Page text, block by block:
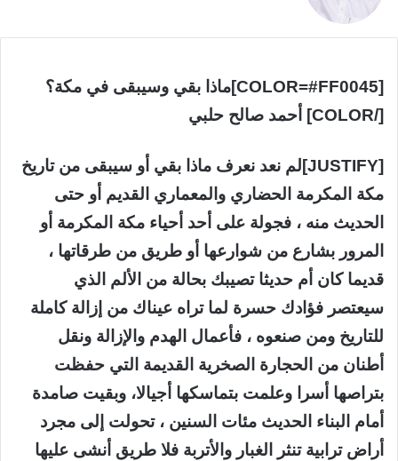
[COLOR=#FF0045]ماذا بقي وسيبقى في مكة؟
[/COLOR] أحمد صالح حلبي
[JUSTIFY]لم نعد نعرف ماذا بقي أو سيبقى من تاريخ
مكة المكرمة الحضاري والمعماري القديم أو حتى
الحديث منه ، فجولة على أحد أحياء مكة المكرمة أو
المرور بشارع من شوارعها أو طريق من طرقاتها ،
قديما كان أم حديثا تصيبك بحالة من الألم الذي
سيعتصر فؤادك حسرة لما تراه عيناك من إزالة كاملة
للتاريخ ومن صنعوه ، فأعمال الهدم والإزالة ونقل
أطنان من الحجارة الصخرية القديمة التي حفظت
بتراصها أسرا وعلمت بتماسكها أجيالا، وبقيت صامدة
أمام البناء الحديث مئات السنين ، تحولت إلى مجرد
أراض ترابية تنثر الغبار والأتربة فلا طريق أنشى عليها